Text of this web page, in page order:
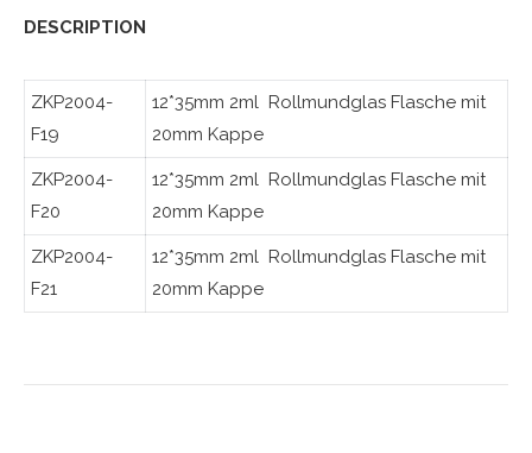
DESCRIPTION
ZKP2004-
F19
12*35mm 2ml Rollmundglas Flasche mit
20mm Kappe
ZKP2004-
F20
12*35mm 2ml Rollmundglas Flasche mit
20mm Kappe
ZKP2004-
F21
12*35mm 2ml Rollmundglas Flasche mit
20mm Kappe